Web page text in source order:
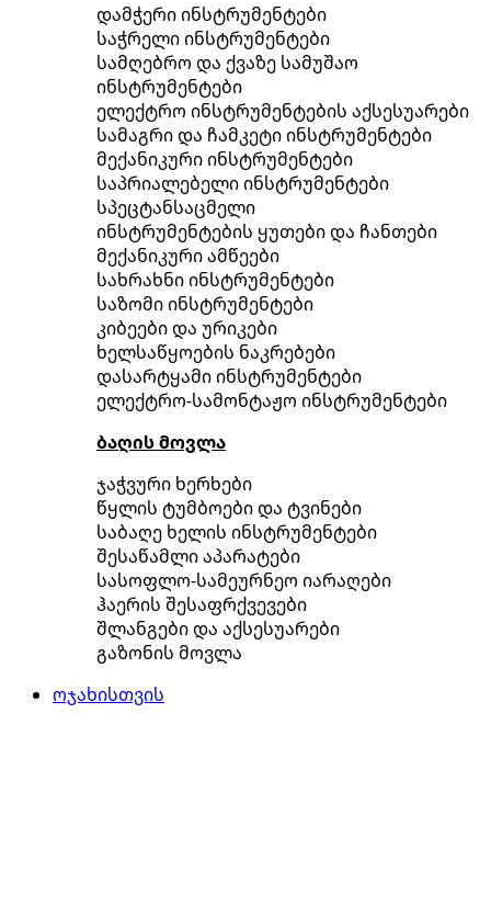
დამჭერი ინსტრუმენტები
საჭრელი ინსტრუმენტები
სამღებრო და ქვაზე სამუშაო
ინსტრუმენტები
ელექტრო ინსტრუმენტების აქსესუარები
სამაგრი და ჩამკეტი ინსტრუმენტები
მექანიკური ინსტრუმენტები
საპრიალებელი ინსტრუმენტები
სპეცტანსაცმელი
ინსტრუმენტების ყუთები და ჩანთები
მექანიკური ამწეები
სახრახნი ინსტრუმენტები
საზომი ინსტრუმენტები
კიბეები და ურიკები
ხელსაწყოების ნაკრებები
დასარტყამი ინსტრუმენტები
ელექტრო-სამონტაჟო ინსტრუმენტები
ბაღის მოვლა
ჯაჭვური ხერხები
წყლის ტუმბოები და ტვინები
საბაღე ხელის ინსტრუმენტები
შესაწამლი აპარატები
სასოფლო-სამეურნეო იარაღები
ჰაერის შესაფრქვევები
შლანგები და აქსესუარები
გაზონის მოვლა
ოჯახისთვის